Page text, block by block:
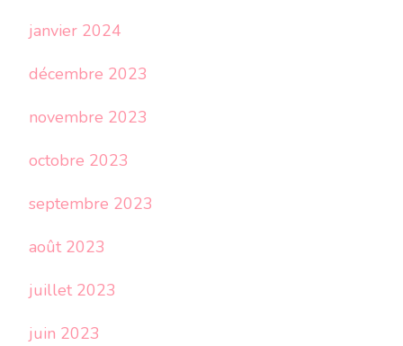
janvier 2024
décembre 2023
novembre 2023
octobre 2023
septembre 2023
août 2023
juillet 2023
juin 2023